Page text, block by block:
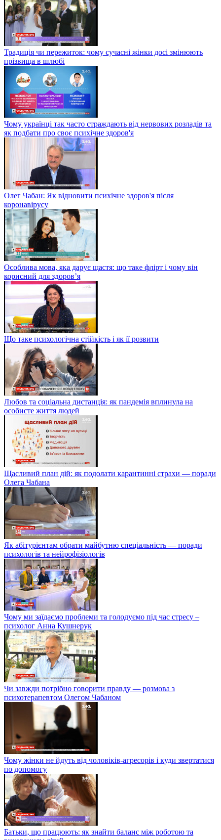
Традиція чи пережиток: чому сучасні жінки досі змінюють
прізвища в шлюбі
Чому українці так часто страждають від нервових розладів та
як подбати про своє психічне здоров'я
Олег Чабан: Як відновити психічне здоров'я після
коронавірусу
Особлива мова, яка дарує щастя: що таке флірт і чому він
корисний для здоров’я
Що таке психологічна стійкість і як її розвити
Любов та соціальна дистанція: як пандемія вплинула на
особисте життя людей
Щасливий план дій: як подолати карантинні страхи — поради
Олега Чабана
Як абітурієнтам обрати майбутню спеціальність — поради
психологів та нейрофізіологів
Чому ми заїдаємо проблеми та голодуємо під час стресу –
психолог Анна Кушнерук
Чи завжди потрібно говорити правду — розмова з
психотерапевтом Олегом Чабаном
Чому жінки не йдуть від чоловіків-агресорів і куди звертатися
по допомогу
Батьки, що працюють: як знайти баланс між роботою та